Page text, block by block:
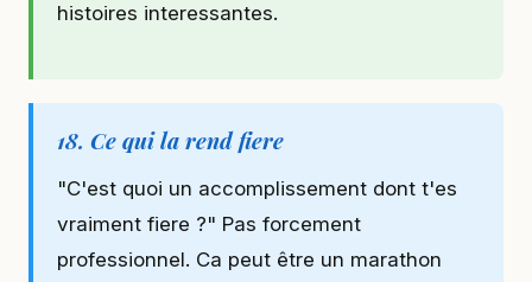
histoires interessantes.
18. Ce qui la rend fiere
"C'est quoi un accomplissement dont t'es
vraiment fiere ?" Pas forcement
professionnel. Ca peut être un marathon